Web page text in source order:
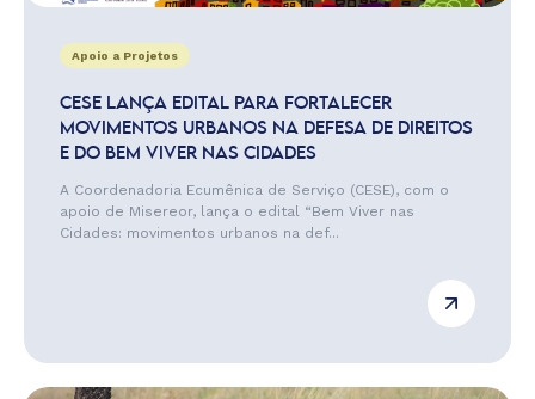
Apoio a Projetos
CESE LANÇA EDITAL PARA FORTALECER
MOVIMENTOS URBANOS NA DEFESA DE DIREITOS
E DO BEM VIVER NAS CIDADES
A Coordenadoria Ecumênica de Serviço (CESE), com o
apoio de Misereor, lança o edital “Bem Viver nas
Cidades: movimentos urbanos na def...